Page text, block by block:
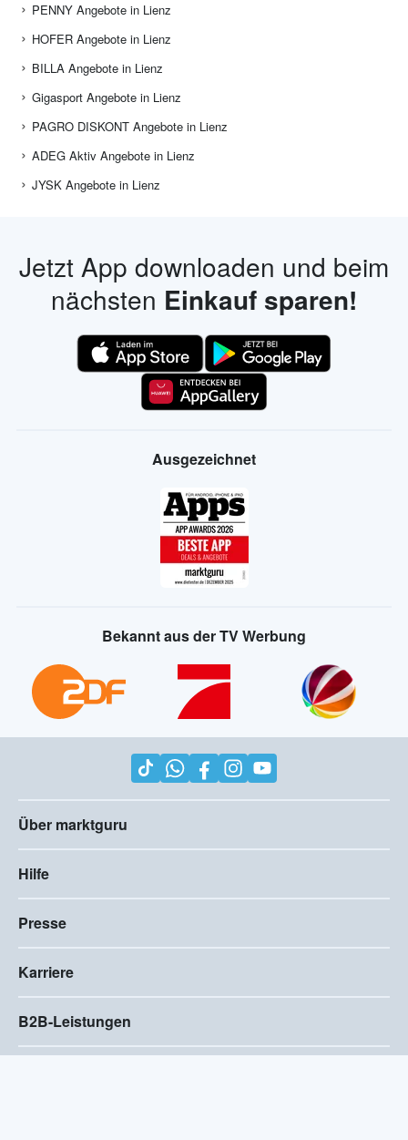
PENNY Angebote in Lienz
HOFER Angebote in Lienz
BILLA Angebote in Lienz
Gigasport Angebote in Lienz
PAGRO DISKONT Angebote in Lienz
ADEG Aktiv Angebote in Lienz
JYSK Angebote in Lienz
Jetzt App downloaden und beim
nächsten Einkauf sparen!
Ausgezeichnet
Bekannt aus der TV Werbung
Über marktguru
Hilfe
Presse
Karriere
B2B-Leistungen